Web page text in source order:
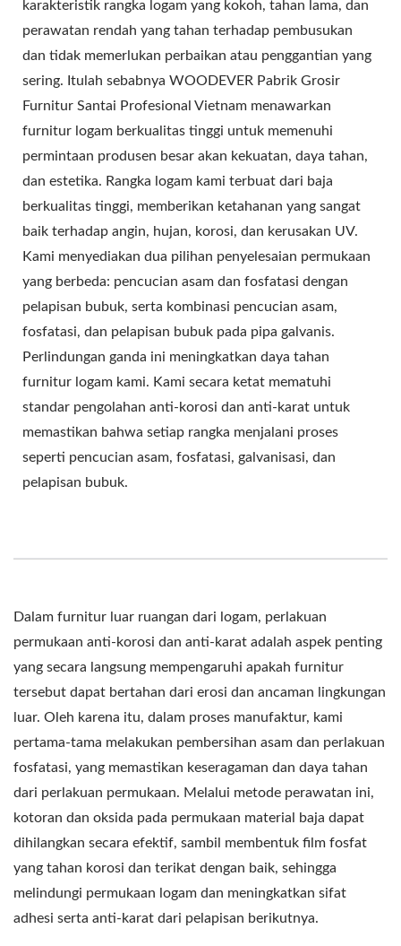
karakteristik rangka logam yang kokoh, tahan lama, dan
perawatan rendah yang tahan terhadap pembusukan
dan tidak memerlukan perbaikan atau penggantian yang
sering. Itulah sebabnya WOODEVER Pabrik Grosir
Furnitur Santai Profesional Vietnam menawarkan
furnitur logam berkualitas tinggi untuk memenuhi
permintaan produsen besar akan kekuatan, daya tahan,
dan estetika. Rangka logam kami terbuat dari baja
berkualitas tinggi, memberikan ketahanan yang sangat
baik terhadap angin, hujan, korosi, dan kerusakan UV.
Kami menyediakan dua pilihan penyelesaian permukaan
yang berbeda: pencucian asam dan fosfatasi dengan
pelapisan bubuk, serta kombinasi pencucian asam,
fosfatasi, dan pelapisan bubuk pada pipa galvanis.
Perlindungan ganda ini meningkatkan daya tahan
furnitur logam kami. Kami secara ketat mematuhi
standar pengolahan anti-korosi dan anti-karat untuk
memastikan bahwa setiap rangka menjalani proses
seperti pencucian asam, fosfatasi, galvanisasi, dan
pelapisan bubuk.
Dalam furnitur luar ruangan dari logam, perlakuan
permukaan anti-korosi dan anti-karat adalah aspek penting
yang secara langsung mempengaruhi apakah furnitur
tersebut dapat bertahan dari erosi dan ancaman lingkungan
luar. Oleh karena itu, dalam proses manufaktur, kami
pertama-tama melakukan pembersihan asam dan perlakuan
fosfatasi, yang memastikan keseragaman dan daya tahan
dari perlakuan permukaan. Melalui metode perawatan ini,
kotoran dan oksida pada permukaan material baja dapat
dihilangkan secara efektif, sambil membentuk film fosfat
yang tahan korosi dan terikat dengan baik, sehingga
melindungi permukaan logam dan meningkatkan sifat
adhesi serta anti-karat dari pelapisan berikutnya.